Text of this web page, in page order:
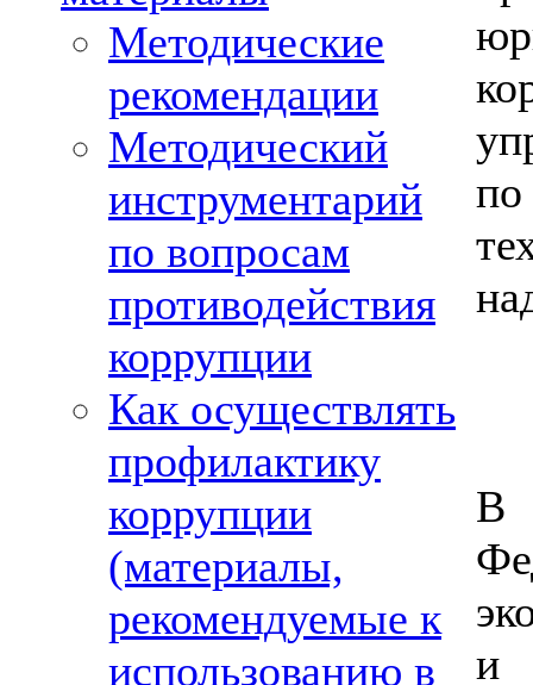
Методические
рекомендации
Методический
инструментарий
по вопросам
противодействия
коррупции
Как осуществлять
профилактику
коррупции
(материалы,
рекомендуемые к
использованию в
В
и